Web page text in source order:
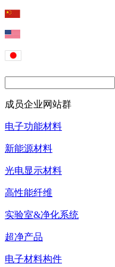
成员企业网站群
电子功能材料
新能源材料
光电显示材料
高性能纤维
实验室&净化系统
超净产品
电子材料构件